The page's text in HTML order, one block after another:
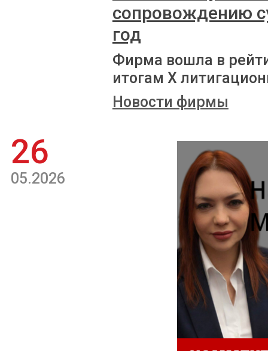
сопровождению
год
Фирма вошла в
итогам X
Новости фирмы
26
05.2026